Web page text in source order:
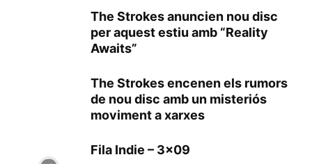
The Strokes anuncien nou disc
per aquest estiu amb “Reality
Awaits”
The Strokes encenen els rumors
de nou disc amb un misteriós
moviment a xarxes
Fila Indie – 3×09